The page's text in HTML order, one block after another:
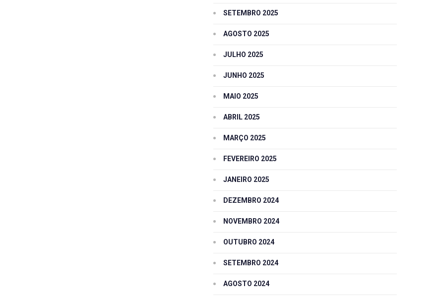
SETEMBRO 2025
AGOSTO 2025
JULHO 2025
JUNHO 2025
MAIO 2025
ABRIL 2025
MARÇO 2025
FEVEREIRO 2025
JANEIRO 2025
DEZEMBRO 2024
NOVEMBRO 2024
OUTUBRO 2024
SETEMBRO 2024
AGOSTO 2024